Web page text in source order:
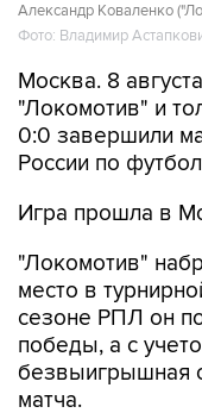
Александр Коваленко
Фото: Владимир
Москва. 8
"Локомотив" и
0:0 завершили
России по
Игра прошла в
"Локомотив"
место в
сезоне РПЛ он
победы, а с
безвыигрышная
матча.